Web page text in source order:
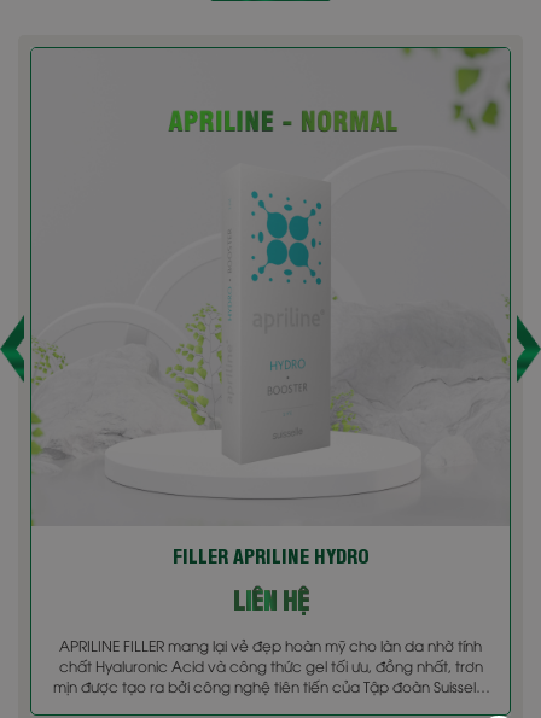
FILLER APRILINE HYDRO
LIÊN HỆ
APRILINE FILLER mang lại vẻ đẹp hoàn mỹ cho làn da nhờ tính
chất Hyaluronic Acid và công thức gel tối ưu, đồng nhất, trơn
mịn được tạo ra bởi công nghệ tiên tiến của Tập đoàn Suisselle